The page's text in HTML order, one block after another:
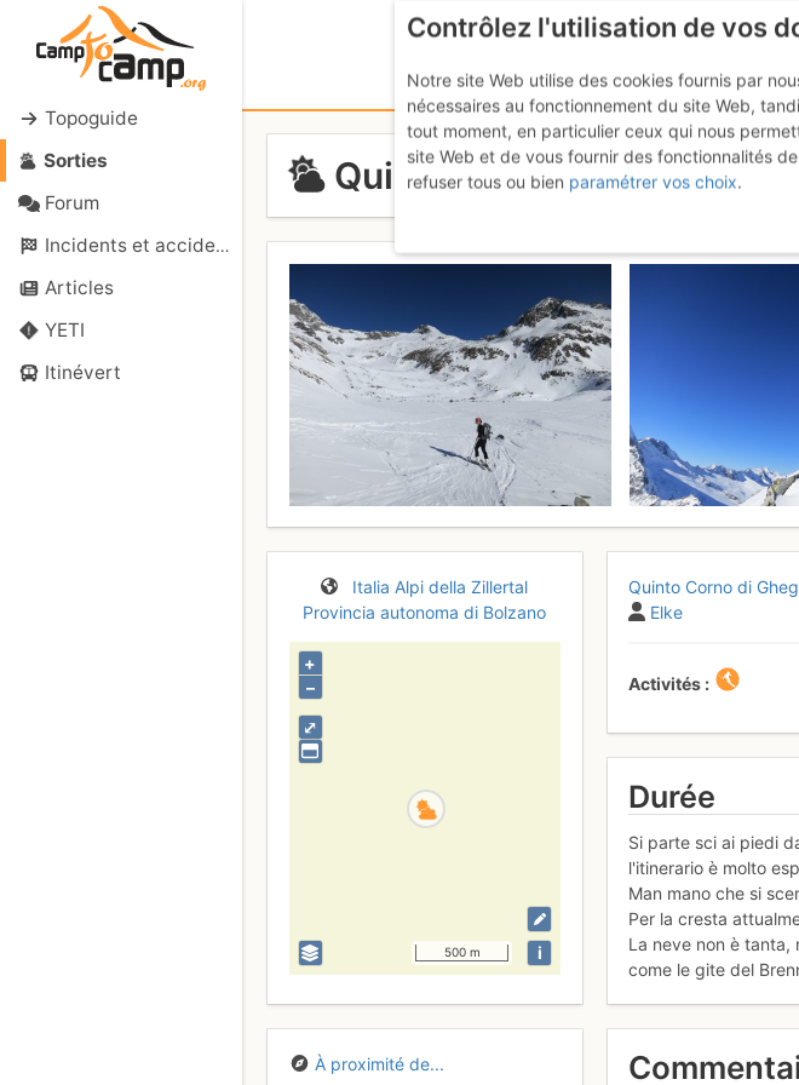
Topoguide
Sorties
Forum
Incidents et accidents
Articles
YETI
Itinévert
Quinto Corno / Fünfte
Italia Alpi della Zillertal
Provincia autonoma di Bolzano
⤢
+
–
500 m i
À proximité de...
Quinto Corno di
Elke
Activités
Durée
Si parte sci ai piedi
l'itinerario è molto
Man mano che si
Per la cresta
La neve non è tanta,
come le gite del
Contrôlez l'utilisation de vos
Notre site Web utilise des cookies fournis par
nécessaires au fonctionnement du site Web,
tout moment, en particulier ceux qui nous
site Web et de vous fournir des fonctionnalités
refuser tous ou bien paramétrer vos choix.